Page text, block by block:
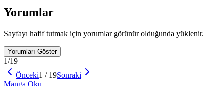
Yorumlar
Sayfayı hafif tutmak için yorumlar görünür olduğunda yüklenir.
Yorumları Göster
1/19
Önceki1 / 19Sonraki